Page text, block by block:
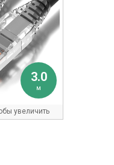
3.0
м
увеличить